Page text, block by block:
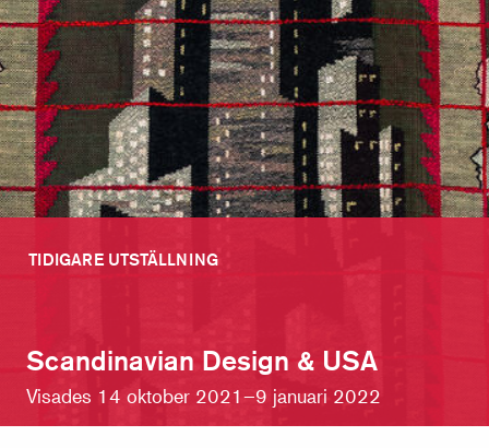
TIDIGARE UTSTÄLLNING
Scandinavian Design & USA
Visades 14 oktober 2021–9 januari 2022